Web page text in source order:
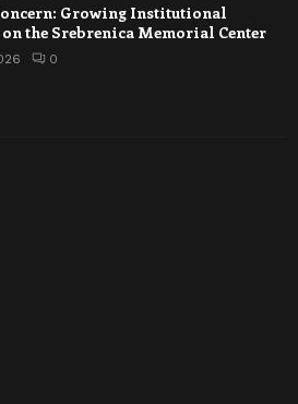
Growing Institutional
on the Srebrenica Memorial Center
0